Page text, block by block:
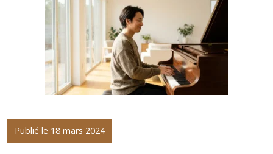
Publié le 18 mars 2024